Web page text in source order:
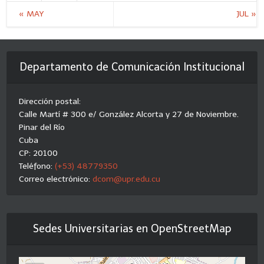
« MAY JUL »
Departamento de Comunicación Institucional
Dirección postal:
Calle Martí # 300 e/ González Alcorta y 27 de Noviembre.
Pinar del Río
Cuba
CP: 20100
Teléfono:(+53) 48779350
Correo electrónico:dcom@upr.edu.cu
Sedes Universitarias en OpenStreetMap